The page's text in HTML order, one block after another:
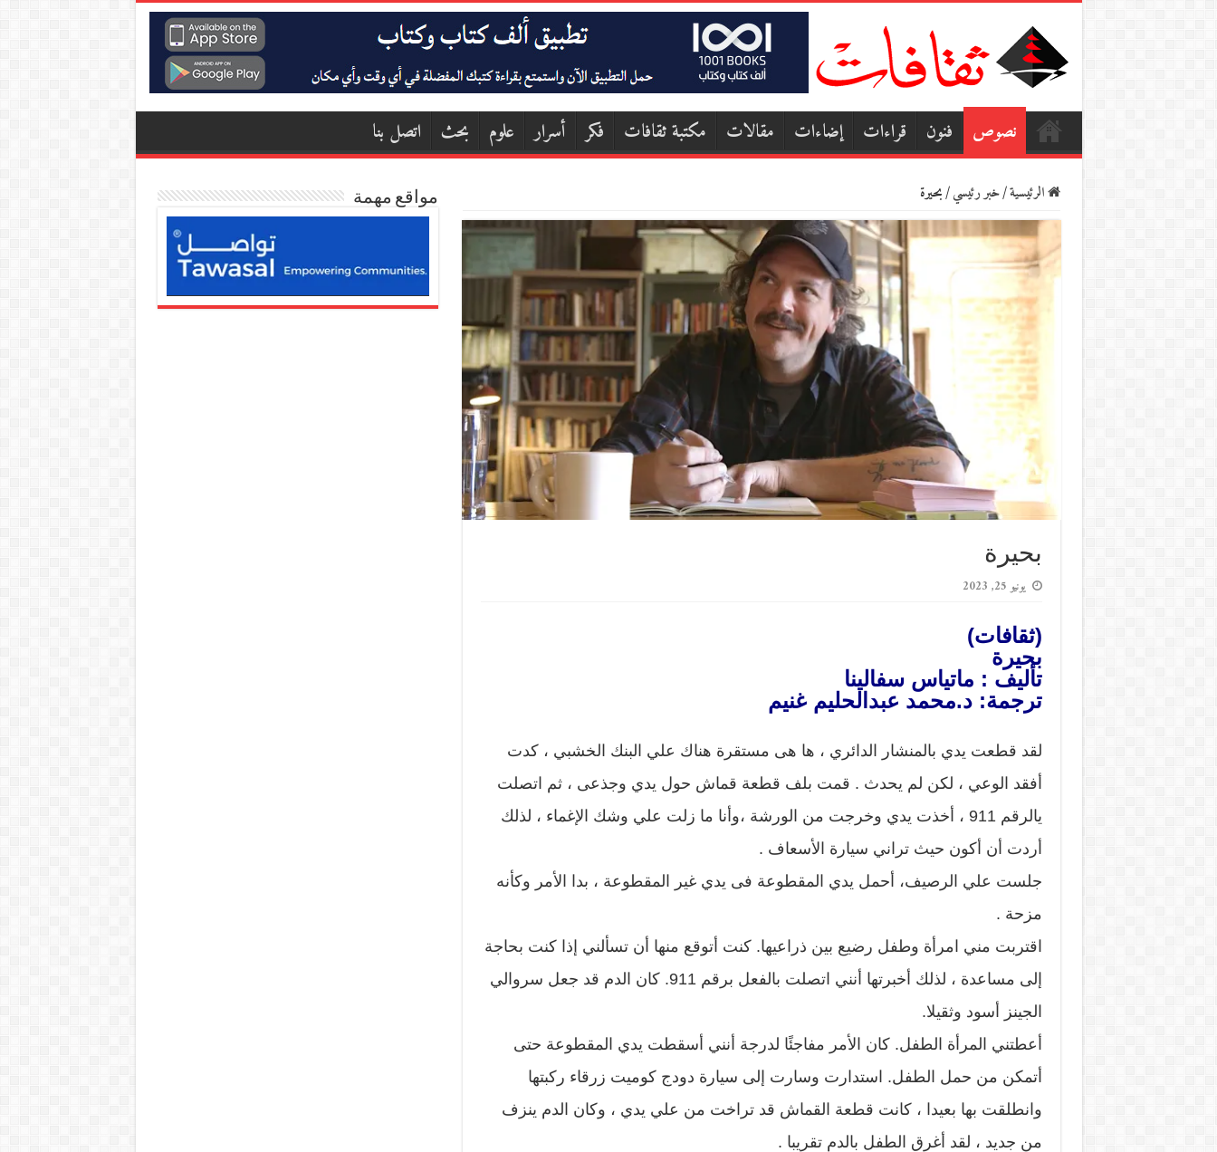
نصوص فنون قراءات إضاءات مقالات مكتبة ثقافات فكر أسرار علوم بحث اتصل بنا
الرئيسية/خبر رئيسي/بحيرة
بحيرة
يونيو 25, 2023
(ثقافات)
بحيرة
تأليف : ماتياس سفالينا
ترجمة: د.محمد عبدالحليم غنيم
لقد قطعت يدي بالمنشار الدائري ، ها هى مستقرة هناك علي البنك الخشبي ، كدت
أفقد الوعي ، لكن لم يحدث . قمت بلف قطعة قماش حول يدي وجذعى ، ثم اتصلت
يالرقم 911 ، أخذت يدي وخرجت من الورشة ،وأنا ما زلت علي وشك الإغماء ، لذلك
أردت أن أكون حيث تراني سيارة الأسعاف .
جلست علي الرصيف، أحمل يدي المقطوعة فى يدي غير المقطوعة ، بدا الأمر وكأنه
مزحة .
اقتربت مني امرأة وطفل رضيع بين ذراعيها. كنت أتوقع منها أن تسألني إذا كنت بحاجة
إلى مساعدة ، لذلك أخبرتها أنني اتصلت بالفعل برقم 911. كان الدم قد جعل سروالي
الجينز أسود وثقيلا.
أعطتني المرأة الطفل. كان الأمر مفاجئًا لدرجة أنني أسقطت يدي المقطوعة حتى
أتمكن من حمل الطفل. استدارت وسارت إلى سيارة دودج كوميت زرقاء ركبتها
وانطلقت بها بعيدا ، كانت قطعة القماش قد تراخت من علي يدي ، وكان الدم ينزف
من جديد ، لقد أغرق الطفل بالدم تقريبا .
مواقع مهمة